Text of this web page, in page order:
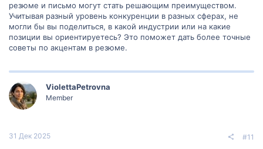
резюме и письмо могут стать решающим преимуществом.
Учитывая разный уровень конкуренции в разных сферах, не
могли бы вы поделиться, в какой индустрии или на какие
позиции вы ориентируетесь? Это поможет дать более точные
советы по акцентам в резюме.
ViolettaPetrovna
Member
31 Дек 2025 #11